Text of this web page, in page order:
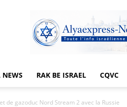
NEWS RAK BE ISRAEL CQVC
de gazoduc Nord Stream 2 avec la Russie